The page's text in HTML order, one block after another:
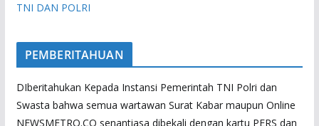
TNI DAN POLRI
PEMBERITAHUAN
DIberitahukan Kepada Instansi Pemerintah TNI Polri dan
Swasta bahwa semua wartawan Surat Kabar maupun Online
NEWSMETRO.CO senantiasa dibekali dengan kartu PERS dan